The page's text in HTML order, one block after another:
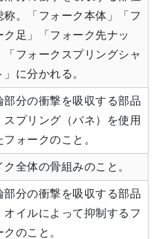
称。「フォーク本体」「フ
ク足」「フォーク先ナッ
「フォークスプリングシャ
」に分かれる。
部分の衝撃を吸収する部品
スプリング（バネ）を使用
フォークのこと。
ク全体の骨組みのこと。
部分の衝撃を吸収する部品
オイルによって抑制するフ
クのこと。